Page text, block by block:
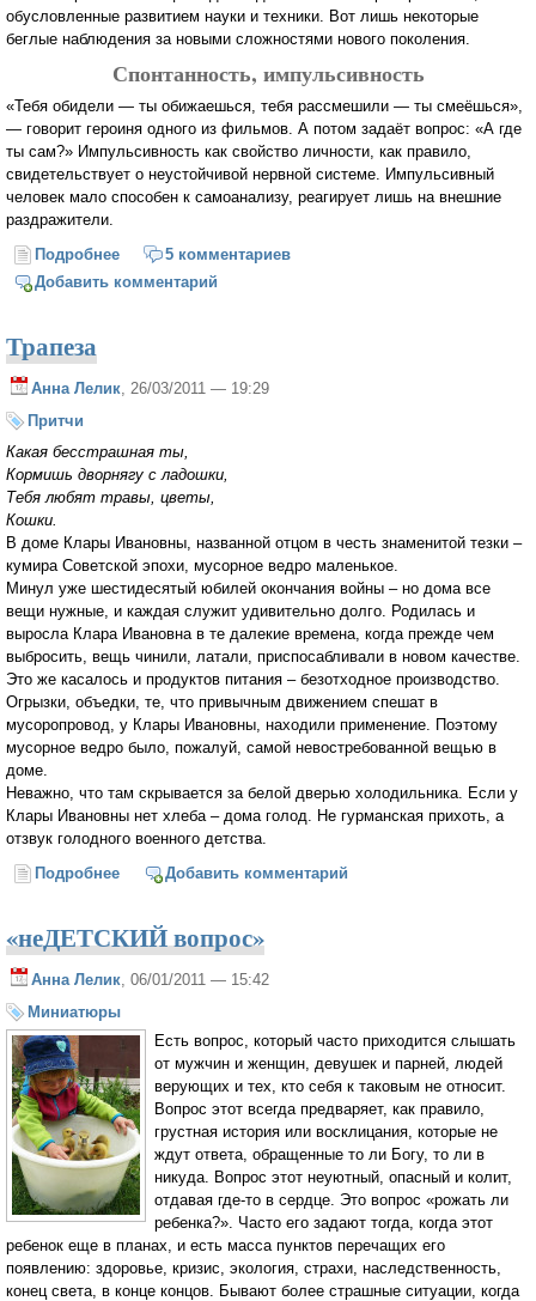
обусловленные развитием науки и техники. Вот лишь некоторые
беглые наблюдения за новыми сложностями нового поколения.
Спонтанность, импульсивность
«Тебя обидели — ты обижаешься, тебя рассмешили — ты смеёшься»,
— говорит героиня одного из фильмов. А потом задаёт вопрос: «А где
ты сам?» Импульсивность как свойство личности, как правило,
свидетельствует о неустойчивой нервной системе. Импульсивный
человек мало способен к самоанализу, реагирует лишь на внешние
раздражители.
Подробнее о Недуги и синдромы нашего времени
5 комментариев
Добавить комментарий
Трапеза
Анна Лелик , 26/03/2011 — 19:29
Притчи
Какая бесстрашная ты,
Кормишь дворнягу с ладошки,
Тебя любят травы, цветы,
Кошки.
В доме Клары Ивановны, названной отцом в честь знаменитой тезки –
кумира Советской эпохи, мусорное ведро маленькое.
Минул уже шестидесятый юбилей окончания войны – но дома все
вещи нужные, и каждая служит удивительно долго. Родилась и
выросла Клара Ивановна в те далекие времена, когда прежде чем
выбросить, вещь чинили, латали, приспосабливали в новом качестве.
Это же касалось и продуктов питания – безотходное производство.
Огрызки, объедки, те, что привычным движением спешат в
мусоропровод, у Клары Ивановны, находили применение. Поэтому
мусорное ведро было, пожалуй, самой невостребованной вещью в
доме.
Неважно, что там скрывается за белой дверью холодильника. Если у
Клары Ивановны нет хлеба – дома голод. Не гурманская прихоть, а
отзвук голодного военного детства.
Подробнее о ТрапезаДобавить комментарий
«неДЕТСКИЙ вопрос»
Анна Лелик , 06/01/2011 — 15:42
Миниатюры
Есть вопрос, который часто приходится слышать
от мужчин и женщин, девушек и парней, людей
верующих и тех, кто себя к таковым не относит.
Вопрос этот всегда предваряет, как правило,
грустная история или восклицания, которые не
ждут ответа, обращенные то ли Богу, то ли в
никуда. Вопрос этот неуютный, опасный и колит,
отдавая где-то в сердце. Это вопрос «рожать ли
ребенка?». Часто его задают тогда, когда этот
ребенок еще в планах, и есть масса пунктов перечащих его
появлению: здоровье, кризис, экология, страхи, наследственность,
конец света, в конце концов. Бывают более страшные ситуации, когда